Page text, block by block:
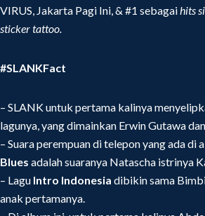
VIRUS, Jakarta Pagi Ini, & #1 sebagaihits
sticker tattoo.
#SLANKFact
– SLANK untuk pertama kalinya
lagunya, yang dimainkan Erwin Gutawa
– Suara perempuan di telepon yang ada di
Blues adalah suaranya Natascha istrinya
– Lagu Intro Indonesia dibikin sama
anak pertamanya.